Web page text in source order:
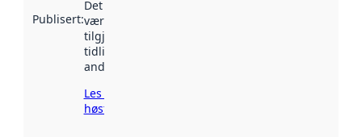
Publisert:
Det kan ha
vært
tilgjengelig
tidligere
andre steder.
Les mer om
høsting her